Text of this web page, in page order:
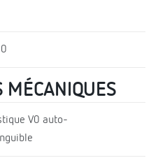
MÉCANIQUES
V0 auto-